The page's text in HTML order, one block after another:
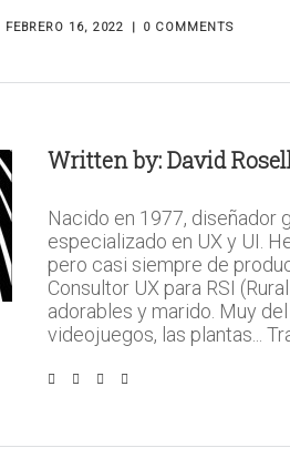
FEBRERO 16, 2022 0 COMMENTS
Written by:David
Nacido en 1977, diseñador
especializado en UX y UI.
pero casi siempre de
Consultor UX para RSI
adorables y marido. Muy
videojuegos, las plantas...